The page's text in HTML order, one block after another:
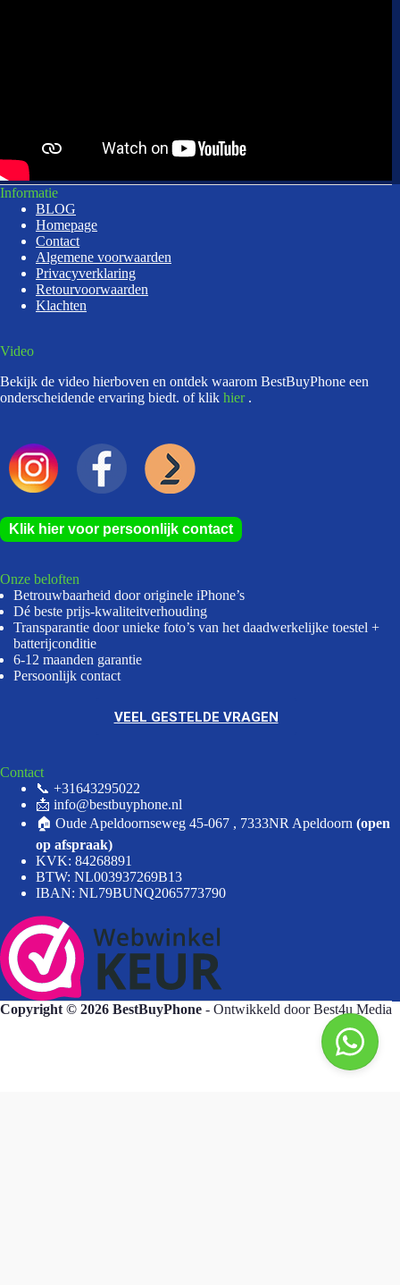
Informatie
BLOG
Homepage
Contact
Algemene voorwaarden
Privacyverklaring
Retourvoorwaarden
Klachten
Video
Bekijk de video hierboven en ontdek waarom BestBuyPhone een
onderscheidende ervaring biedt. of klik hier .
Klik hier voor persoonlijk contact
Onze beloften
Betrouwbaarheid door originele iPhone’s
Dé beste prijs-kwaliteitverhouding
Transparantie door unieke foto’s van het daadwerkelijke toestel +
batterijconditie
6-12 maanden garantie
Persoonlijk contact
VEEL GESTELDE VRAGEN
Contact
📞 +31643295022
📩 info@bestbuyphone.nl
🏠 Oude Apeldoornseweg 45-067 , 7333NR Apeldoorn (open
op afspraak)
KVK: 84268891
BTW: NL003937269B13
IBAN: NL79BUNQ2065773790
Copyright © 2026 BestBuyPhone - Ontwikkeld doorBest4u Media